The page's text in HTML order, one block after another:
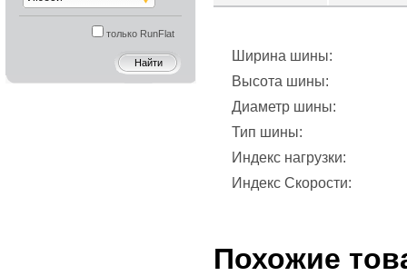
только RunFlat
Ширина шины:
Высота шины:
Диаметр шины:
Тип шины:
Индекс нагрузки:
Индекс Скорости:
Похожие